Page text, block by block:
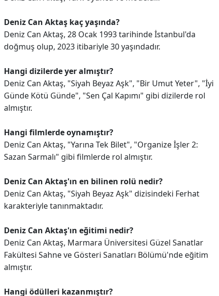
Deniz Can Aktaş kaç yaşında?
Deniz Can Aktaş, 28 Ocak 1993 tarihinde İstanbul'da
doğmuş olup, 2023 itibariyle 30 yaşındadır.
Hangi dizilerde yer almıştır?
Deniz Can Aktaş, "Siyah Beyaz Aşk", "Bir Umut Yeter", "İyi
Günde Kötü Günde", "Sen Çal Kapımı" gibi dizilerde rol
almıştır.
Hangi filmlerde oynamıştır?
Deniz Can Aktaş, "Yarına Tek Bilet", "Organize İşler 2:
Sazan Sarmalı" gibi filmlerde rol almıştır.
Deniz Can Aktaş'ın en bilinen rolü nedir?
Deniz Can Aktaş, "Siyah Beyaz Aşk" dizisindeki Ferhat
karakteriyle tanınmaktadır.
Deniz Can Aktaş'ın eğitimi nedir?
Deniz Can Aktaş, Marmara Üniversitesi Güzel Sanatlar
Fakültesi Sahne ve Gösteri Sanatları Bölümü'nde eğitim
almıştır.
Hangi ödülleri kazanmıştır?